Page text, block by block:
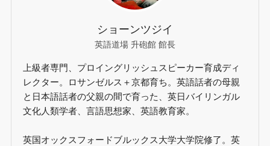
ショーンツジイ
英語道場 升砲館 館長
上級者専門、プロイングリッシュスピーカー育成ディ
レクター。ロサンゼルス＋京都育ち。英語話者の母親
と日本語話者の父親の間で育った、英日バイリンガル
文化人類学者、言語思想家、英語教育家。
英国オックスフォードブルックス大学大学院修了。英